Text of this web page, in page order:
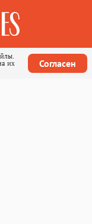
их
Согласен